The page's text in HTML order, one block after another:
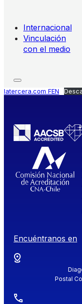
Internacional
Vinculación
con el medio
latercera.com FEN
Encuéntranos en
Postal